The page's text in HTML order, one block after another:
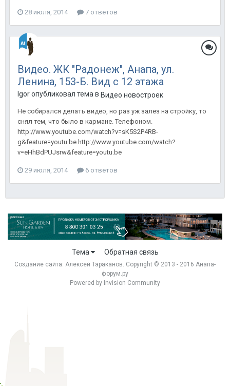
28 июля, 2014 7 ответов
Видео. ЖК "Радонеж", Анапа, ул.
Ленина, 153-Б. Вид с 12 этажа
Igor опубликовал тема в Видео новостроек
Не собирался делать видео, но раз уж залез на стройку, то
снял тем, что было в кармане. Телефоном.
http://www.youtube.com/watch?v=sK5S2P4RB-
g&feature=youtu.be http://www.youtube.com/watch?
v=eHhBdPUJsrw&feature=youtu.be
29 июля, 2014 6 ответов
Тема Обратная связь
Создание сайта: Алексей Тараканов. Copyright © 2013 - 2016 Анапа-
форум.ру
Powered by Invision Community